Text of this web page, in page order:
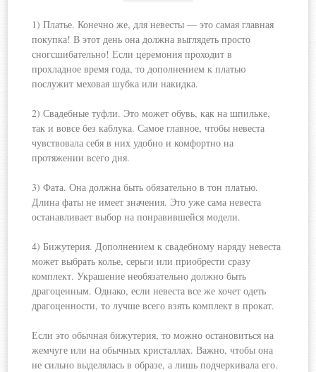
1) Платье. Конечно же, для невесты — это самая главная
покупка! В этот день она должна выглядеть просто
сногсшибательно! Если церемония проходит в
прохладное время года, то дополнением к платью
послужит меховая шубка или накидка.
2) Свадебные туфли. Это может обувь, как на шпильке,
так и вовсе без каблука. Самое главное, чтобы невеста
чувствовала себя в них удобно и комфортно на
протяжении всего дня.
3) Фата. Она должна быть обязательно в тон платью.
Длина фаты не имеет значения. Это уже сама невеста
останавливает выбор на понравившейся модели.
4) Бижутерия. Дополнением к свадебному наряду невеста
может выбрать колье, серьги или приобрести сразу
комплект. Украшение необязательно должно быть
драгоценным. Однако, если невеста все же хочет одеть
драгоценности, то лучше всего взять комплект в прокат.
Если это обычная бижутерия, то можно остановиться на
жемчуге или на обычных кристаллах. Важно, чтобы она
не сильно выделялась в образе, а лишь подчеркивала его.